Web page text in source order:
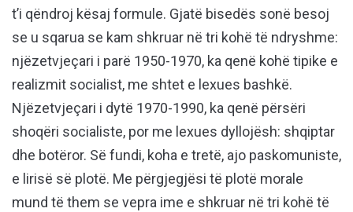
t’i qëndroj kësaj formule. Gjatë bisedës sonë besoj
se u sqarua se kam shkruar në tri kohë të ndryshme:
njëzetvjeçari i parë 1950-1970, ka qenë kohë tipike e
realizmit socialist, me shtet e lexues bashkë.
Njëzetvjeçari i dytë 1970-1990, ka qenë përsëri
shoqëri socialiste, por me lexues dyllojësh: shqiptar
dhe botëror. Së fundi, koha e tretë, ajo paskomuniste,
e lirisë së plotë. Me përgjegjësi të plotë morale
mund të them se vepra ime e shkruar në tri kohë të